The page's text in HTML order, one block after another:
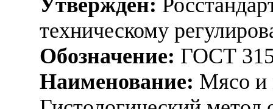
техническому
Обозначение: ГОСТ
Наименование: Мясо и